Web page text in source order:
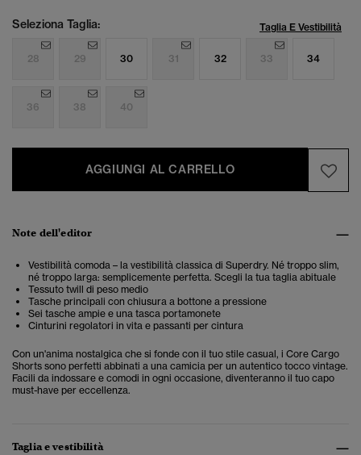
Seleziona Taglia: Taglia E Vestibilità
28 29 30 31 32 33 34
36 38 40
AGGIUNGI AL CARRELLO
Note dell'editor
Vestibilità comoda – la vestibilità classica di Superdry. Né troppo slim,
né troppo larga: semplicemente perfetta. Scegli la tua taglia abituale
Tessuto twill di peso medio
Tasche principali con chiusura a bottone a pressione
Sei tasche ampie e una tasca portamonete
Cinturini regolatori in vita e passanti per cintura
Con un'anima nostalgica che si fonde con il tuo stile casual, i Core Cargo
Shorts sono perfetti abbinati a una camicia per un autentico tocco vintage.
Facili da indossare e comodi in ogni occasione, diventeranno il tuo capo
must-have per eccellenza.
Taglia e vestibilità